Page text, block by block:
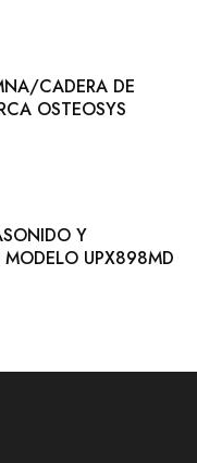
CADERA DE
OSTEOSYS
Y
UPX898MD